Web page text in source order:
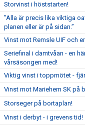
Storvinst i höststarten!
”Alla är precis lika viktiga
planen eller är på sidan.”
Vinst mot Remsle UIF och
Seriefinal i damtvåan - en
vårsäsongen med!
Viktig vinst i toppmötet -
Vinst mot Mariehem SK på
Storseger på bortaplan!
Vinst i derbyt - i grevens tid!